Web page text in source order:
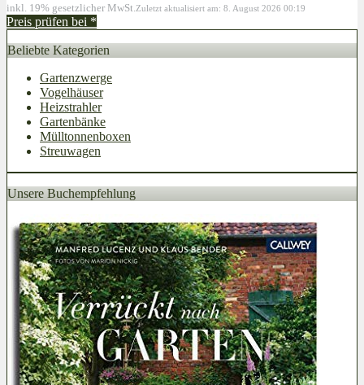
inkl. 19% gesetzlicher MwSt. Zuletzt aktualisiert am: 8. August 2026 00:19
Preis prüfen bei *
Beliebte Kategorien
Gartenzwerge
Vogelhäuser
Heizstrahler
Gartenbänke
Mülltonnenboxen
Streuwagen
Unsere Buchempfehlung